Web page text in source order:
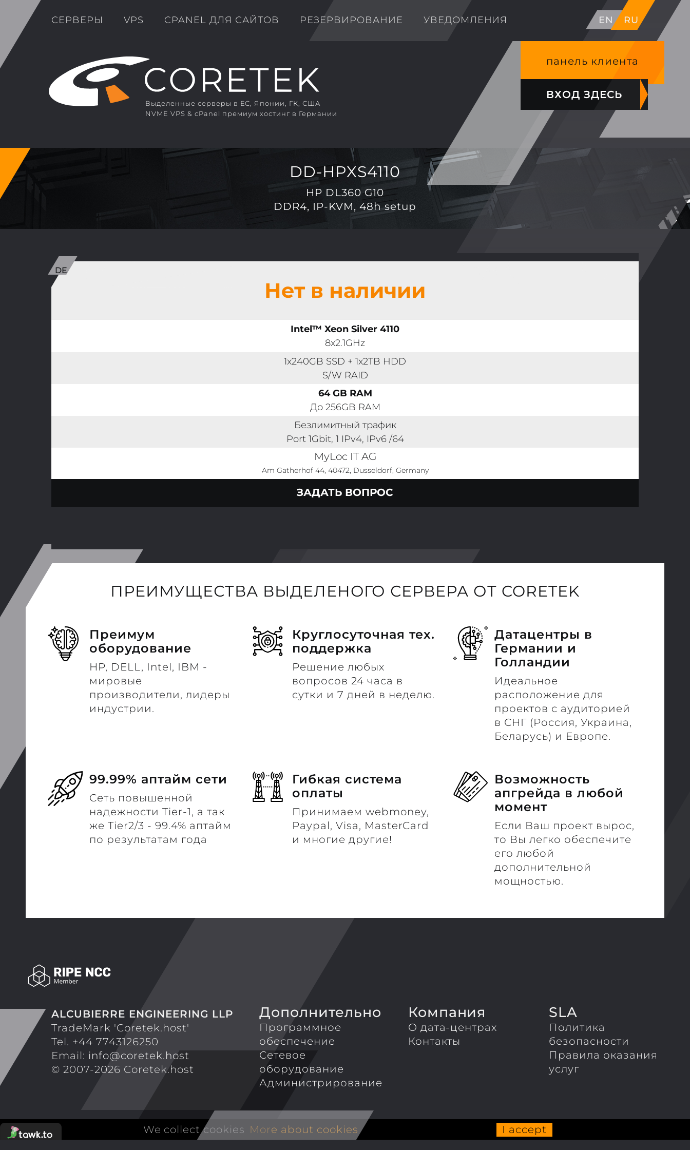
СЕРВЕРЫ VPS CPANEL ДЛЯ САЙТОВ РЕЗЕРВИРОВАНИЕ УВЕДОМЛЕНИЯ EN RU
Выделенные серверы в ЕС, Японии, ГК, США
NVME VPS & cPanel премиум хостинг в Германии
панель клиента
ВХОД ЗДЕСЬ
DD-HPXS4110
HP DL360 G10
DDR4, IP-KVM, 48h setup
Нет в наличии
Intel™ Xeon Silver 4110
8x2.1GHz
1x240GB SSD + 1x2TB HDD
S/W RAID
64 GB RAM
До 256GB RAM
Безлимитный трафик
Port 1Gbit, 1 IPv4, IPv6 /64
MyLoc IT AG
Am Gatherhof 44, 40472, Dusseldorf, Germany
ЗАДАТЬ ВОПРОС
ПРЕИМУЩЕСТВА ВЫДЕЛЕНОГО СЕРВЕРА ОТ CORETEK
Преимум
оборудование
HP, DELL, Intel, IBM -
мировые
производители, лидеры
индустрии.
Круглосуточная тех.
поддержка
Решение любых
вопросов 24 часа в
сутки и 7 дней в неделю.
Датацентры в
Германии и
Голландии
Идеальное
расположение для
проектов с аудиторией
в СНГ (Россия, Украина,
Беларусь) и Европе.
99.99% аптайм сети
Сеть повышенной
надежности Tier-1, а так
же Tier2/3 - 99.4% аптайм
по результатам года
Гибкая система
оплаты
Принимаем webmoney,
Paypal, Visa, MasterCard
и многие другие!
Возможность
апгрейда в любой
момент
Если Ваш проект вырос,
то Вы легко обеспечите
его любой
дополнительной
мощностью.
ALCUBIERRE ENGINEERING LLP
TradeMark 'Coretek.host'
Tel. +44 7743126250
Email: info@coretek.host
© 2007-2026 Coretek.host
Дополнительно
Программное
обеспечение
Сетевое
оборудование
Администрирование
Компания
О дата-центрах
Контакты
SLA
Политика
безопасности
Правила оказания
услуг
We collect cookies More about cookies I accept